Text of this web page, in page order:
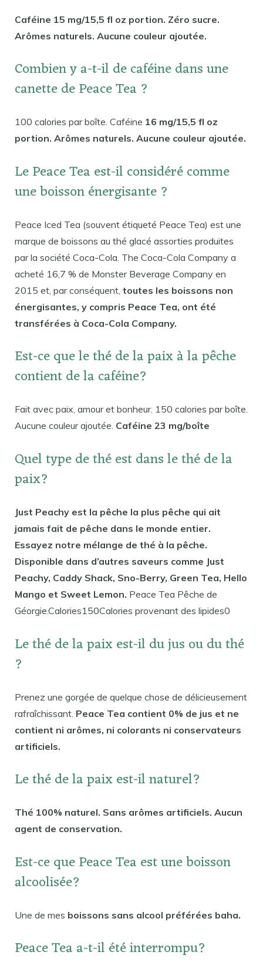
Caféine 15 mg/15,5 fl oz portion. Zéro sucre.
Arômes naturels. Aucune couleur ajoutée.
Combien y a-t-il de caféine dans une
canette de Peace Tea ?
100 calories par boîte. Caféine 16 mg/15,5 fl oz
portion. Arômes naturels. Aucune couleur ajoutée.
Le Peace Tea est-il considéré comme
une boisson énergisante ?
Peace Iced Tea (souvent étiqueté Peace Tea) est une
marque de boissons au thé glacé assorties produites
par la société Coca-Cola. The Coca-Cola Company a
acheté 16,7 % de Monster Beverage Company en
2015 et, par conséquent, toutes les boissons non
énergisantes, y compris Peace Tea, ont été
transférées à Coca-Cola Company.
Est-ce que le thé de la paix à la pêche
contient de la caféine?
Fait avec paix, amour et bonheur. 150 calories par boîte.
Aucune couleur ajoutée. Caféine 23 mg/boîte
Quel type de thé est dans le thé de la
paix?
Just Peachy est la pêche la plus pêche qui ait
jamais fait de pêche dans le monde entier.
Essayez notre mélange de thé à la pêche.
Disponible dans d’autres saveurs comme Just
Peachy, Caddy Shack, Sno-Berry, Green Tea, Hello
Mango et Sweet Lemon. Peace Tea Pêche de
Géorgie.Calories150Calories provenant des lipides0
Le thé de la paix est-il du jus ou du thé
?
Prenez une gorgée de quelque chose de délicieusement
rafraîchissant. Peace Tea contient 0% de jus et ne
contient ni arômes, ni colorants ni conservateurs
artificiels.
Le thé de la paix est-il naturel?
Thé 100% naturel. Sans arômes artificiels. Aucun
agent de conservation.
Est-ce que Peace Tea est une boisson
alcoolisée?
Une de mes boissons sans alcool préférées baha.
Peace Tea a-t-il été interrompu?